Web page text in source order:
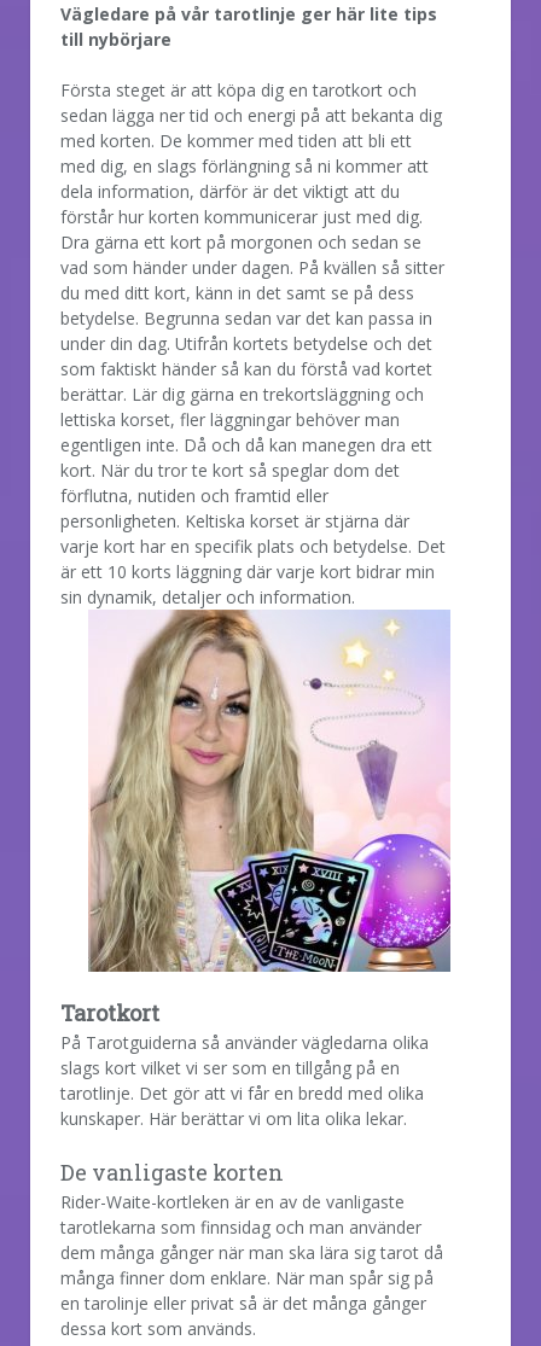
Vägledare på vår tarotlinje ger här lite tips
till nybörjare
Första steget är att köpa dig en tarotkort och
sedan lägga ner tid och energi på att bekanta dig
med korten. De kommer med tiden att bli ett
med dig, en slags förlängning så ni kommer att
dela information, därför är det viktigt att du
förstår hur korten kommunicerar just med dig.
Dra gärna ett kort på morgonen och sedan se
vad som händer under dagen. På kvällen så sitter
du med ditt kort, känn in det samt se på dess
betydelse. Begrunna sedan var det kan passa in
under din dag. Utifrån kortets betydelse och det
som faktiskt händer så kan du förstå vad kortet
berättar. Lär dig gärna en trekortsläggning och
lettiska korset, fler läggningar behöver man
egentligen inte. Då och då kan manegen dra ett
kort. När du tror te kort så speglar dom det
förflutna, nutiden och framtid eller
personligheten. Keltiska korset är stjärna där
varje kort har en specifik plats och betydelse. Det
är ett 10 korts läggning där varje kort bidrar min
sin dynamik, detaljer och information.
Tarotkort
På Tarotguiderna så använder vägledarna olika
slags kort vilket vi ser som en tillgång på en
tarotlinje. Det gör att vi får en bredd med olika
kunskaper. Här berättar vi om lita olika lekar.
De vanligaste korten
Rider-Waite-kortleken är en av de vanligaste
tarotlekarna som finnsidag och man använder
dem många gånger när man ska lära sig tarot då
många finner dom enklare. När man spår sig på
en tarolinje eller privat så är det många gånger
dessa kort som används.